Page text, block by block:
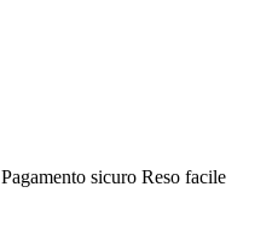
Pagamento sicuro Reso facile